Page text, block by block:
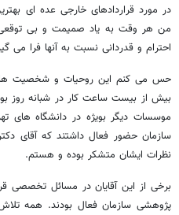
در مورد قراردادهای خارجی عده ای
من هر وقت به یاد صمیمت و بی توقعی
احترام و قدردانی نسبت به آنها فرا می
حس می کنم این روحیات و شخصیت ها
بیش از بیست ساعت کار در شبانه روز
موسسات دیگر بویژه در دانشگاه های
سازمان حضور فعال داشتند که آقای
نظرات ایشان متشکر بوده و هستم.
برخی از این آقایان در مسائل تخصصی
پژوهشی سازمان فعال بودند. همه